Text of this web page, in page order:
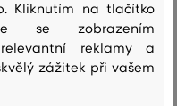
Dostupné velikosti:
S XL, XXL +3 další
Kliknutím na tlačítko
se zobrazením
relevantní reklamy a
zážitek při vašem